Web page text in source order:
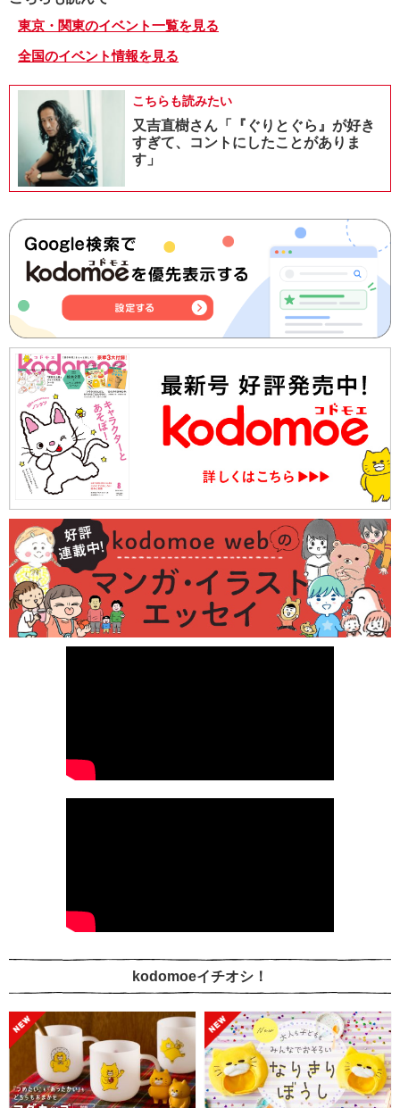
東京・関東のイベント一覧を見る
全国のイベント情報を見る
こちらも読みたい
又吉直樹さん「『ぐりとぐら』が好き
すぎて、コントにしたことがありま
す」
kodomoeイチオシ！